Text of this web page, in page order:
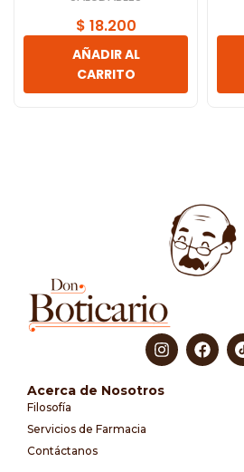
$ 18.200
AÑADIR AL
CARRITO
Acerca de Nosotros
Filosofía
Servicios de Farmacia
Contáctanos